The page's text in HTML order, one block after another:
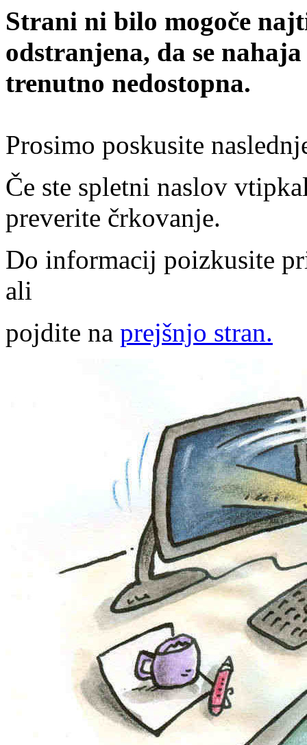
Strani ni bilo mogoče
odstranjena, da se
trenutno nedostopna.
Prosimo poskusite
Če ste spletni naslov
preverite črkovanje.
Do informacij poizkusite
ali
pojdite na prejšnjo stran.